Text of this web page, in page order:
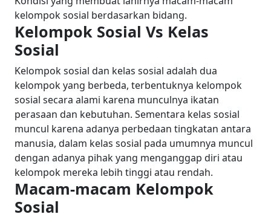
kelompok sosial berdasarkan bidang.
Kelompok Sosial Vs Kelas
Sosial
Kelompok sosial dan kelas sosial adalah dua
kelompok yang berbeda, terbentuknya kelompok
sosial secara alami karena munculnya ikatan
perasaan dan kebutuhan. Sementara kelas sosial
muncul karena adanya perbedaan tingkatan antara
manusia, dalam kelas sosial pada umumnya muncul
dengan adanya pihak yang menganggap diri atau
kelompok mereka lebih tinggi atau rendah.
Macam-macam Kelompok
Sosial